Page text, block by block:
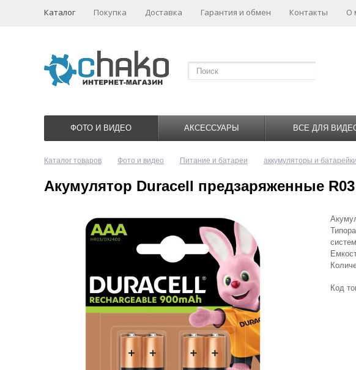
Каталог Покупка Доставка Гарантия и обмен Контакты О
ФОТО И ВИДЕО АКСЕССУАРЫ ВСЕ ДЛЯ
Каталог товаров Фото и видео Питание и батареи аккумуляторы и батарейки
Акумулятор Duracell предзаряженные
Код